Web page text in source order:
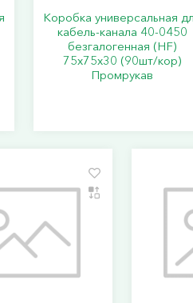
Коробка универсальная
кабель-канала 40-0450
безгалогенная (HF)
75х75х30 (90шт/кор)
Промрукав